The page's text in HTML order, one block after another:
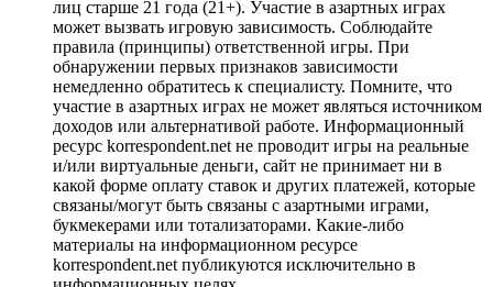
лиц старше 21 года (21+). Участие в азартных играх
может вызвать игровую зависимость. Соблюдайте
правила (принципы) ответственной игры. При
обнаружении первых признаков зависимости
немедленно обратитесь к специалисту. Помните, что
участие в азартных играх не может являться источником
доходов или альтернативой работе. Информационный
ресурс korrespondent.net не проводит игры на реальные
и/или виртуальные деньги, сайт не принимает ни в
какой форме оплату ставок и других платежей, которые
связаны/могут быть связаны с азартными играми,
букмекерами или тотализаторами. Какие-либо
материалы на информационном ресурсе
korrespondent.net публикуются исключительно в